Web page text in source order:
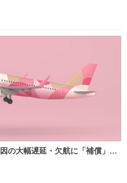
x.com/nhk_news/statu…
na-… #熊本 #大地震 #手術室
の大幅遅延・欠航に「補償」開
同社に起因する理
が発生した場合、乗客が負担し